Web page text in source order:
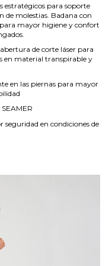
estratégicos para soporte
de molestias. Badana con
mayor higiene y confort
de corte láser para
en material transpirable y
en las piernas para mayor
en condiciones de